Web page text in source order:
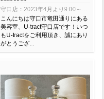
こんにちは守口市竜田通りにある
美容室、U-tract守口店です！いつ
もU-tractをご利用頂き、誠にあり
がとうござ...